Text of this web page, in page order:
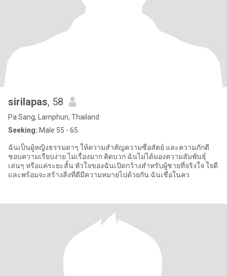
sirilapas, 58
Pa Sang, Lamphun, Thailand
Seeking: Male 55 - 65
ฉันเป็นผู้หญิงธรรมดาๆ ให้ความสำคัญความซื่อสัตย์ และความภักดี
ชอบความเรียบง่าย ไม่เรื่องมาก คิดบวก ฉันไม่ได้มองความสัมพันธุ์
เล่นๆ หรือแค่ระยะสั้น หัวใจของฉันเปิดกว้างสำหรับผู้ชายที่จริงใจ ใจดี
และพร้อมจะสร้างสิ่งที่ดีมีความหมายไปด้วยกัน ฉันเชื่อในคว